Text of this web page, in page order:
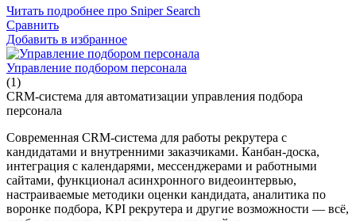
Читать подробнее про Sniper Search
Сравнить
Добавить в избранное
Управление подбором персонала
(1)
CRM-система для автоматизации управления подбора
персонала
Современная CRM-система для работы рекрутера с
кандидатами и внутренними заказчиками. Канбан-доска,
интеграция с календарями, мессенджерами и работными
сайтами, функционал асинхронного видеоинтервью,
настраиваемые методики оценки кандидата, аналитика по
воронке подбора, KPI рекрутера и другие возможности — всё,